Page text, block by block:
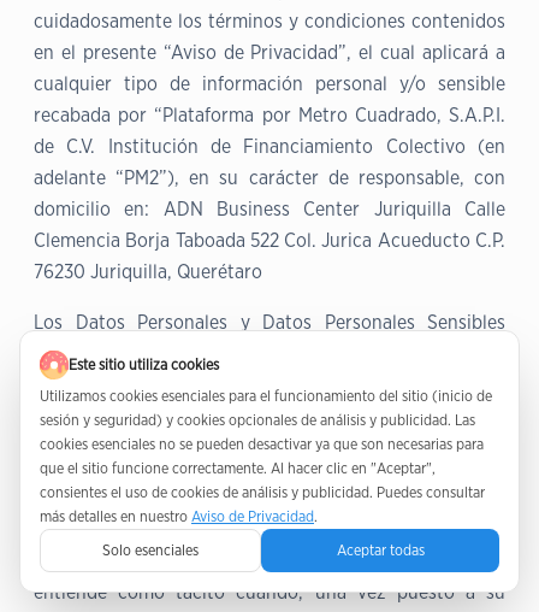
cuidadosamente los términos y condiciones contenidos
en el presente “Aviso de Privacidad”, el cual aplicará a
cualquier tipo de información personal y/o sensible
recabada por “Plataforma por Metro Cuadrado, S.A.P.I.
de C.V. Institución de Financiamiento Colectivo (en
adelante “PM2”), en su carácter de responsable, con
domicilio en: ADN Business Center Juriquilla Calle
Clemencia Borja Taboada 522 Col. Jurica Acueducto C.P.
76230 Juriquilla, Querétaro
Los Datos Personales y Datos Personales Sensibles
proporcionados a PM2, se encontrarán debidamente
protegidos a través de medidas de seguridad
tecnológicas, físicas y administrativas, previniendo el
uso y divulgación indebido de los mismos.
Se informa a los Usuarios que la Ley establece que el
consentimiento del Titular sobre el Tratamiento de los
Datos Personales y Datos Personales Sensibles se
entiende como tácito cuando, una vez puesto a su
Este sitio utiliza cookies
Utilizamos cookies esenciales para el funcionamiento del sitio (inicio de
sesión y seguridad) y cookies opcionales de análisis y publicidad. Las
cookies esenciales no se pueden desactivar ya que son necesarias para
que el sitio funcione correctamente. Al hacer clic en "Aceptar",
consientes el uso de cookies de análisis y publicidad. Puedes consultar
más detalles en nuestro Aviso de Privacidad.
Solo esenciales Aceptar todas